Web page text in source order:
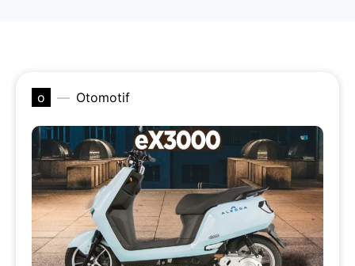
o Otomotif